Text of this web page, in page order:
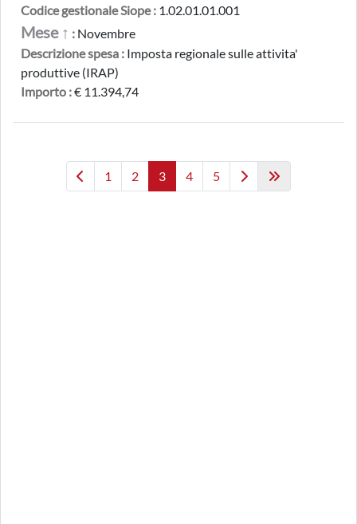
Codice gestionale Siope : 1.02.01.01.001
Mese ↑ : Novembre
Descrizione spesa : Imposta regionale sulle attivita'
produttive (IRAP)
Importo :€ 11.394,74
1 2 3 4 5